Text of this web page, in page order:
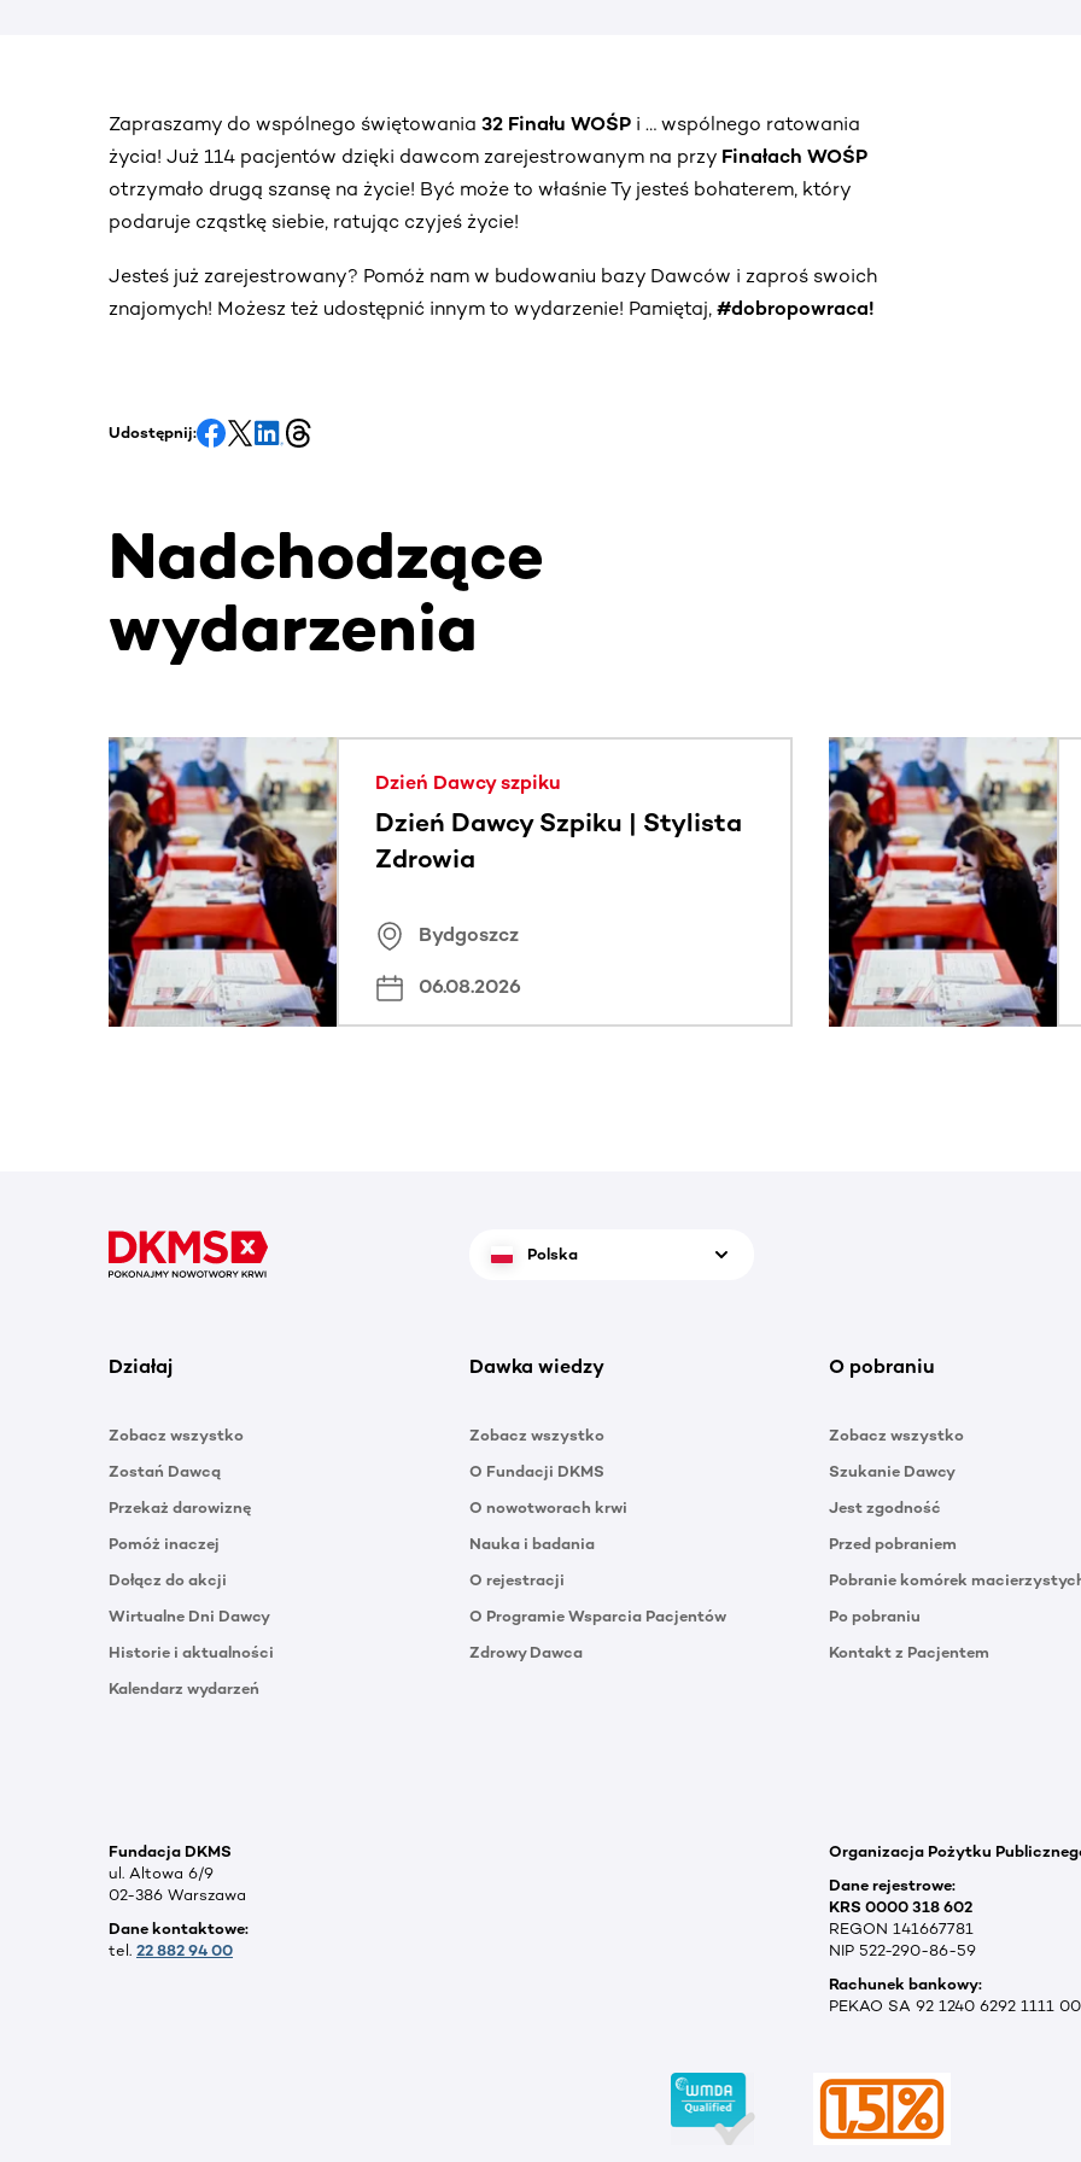
Zapraszamy do wspólnego świętowania 32 Finału WOŚP i … wspólnego ratowania
życia! Już 114 pacjentów dzięki dawcom zarejestrowanym na przy Finałach WOŚP
otrzymało drugą szansę na życie! Być może to właśnie Ty jesteś bohaterem, który
podaruje cząstkę siebie, ratując czyjeś życie!
Jesteś już zarejestrowany? Pomóż nam w budowaniu bazy Dawców i zaproś swoich
znajomych! Możesz też udostępnić innym to wydarzenie! Pamiętaj, #dobropowraca!
Udostępnij:
Nadchodzące
wydarzenia
Ta sekcja zawiera treści przewijane w poziomie. Użyj klawisza Tab lub przesuń palcem, aby zobaczyć
Dzień Dawcy szpiku
Dzień Dawcy Szpiku | Stylista
Zdrowia
Bydgoszcz
06.08.2026
Polska
Działaj
Zobacz wszystko
Zostań Dawcą
Przekaż darowiznę
Pomóż inaczej
Dołącz do akcji
Wirtualne Dni Dawcy
Historie i aktualności
Kalendarz wydarzeń
Dawka wiedzy
Zobacz wszystko
O Fundacji DKMS
O nowotworach krwi
Nauka i badania
O rejestracji
O Programie Wsparcia Pacjentów
Zdrowy Dawca
O pobraniu
Zobacz wszystko
Szukanie Dawcy
Jest zgodność
Przed pobraniem
Pobranie komórek
Po pobraniu
Kontakt z Pacjentem
Fundacja DKMS
ul. Altowa 6/9
02-386 Warszawa
Dane kontaktowe:
tel. 22 882 94 00
Organizacja Pożytku
Dane rejestrowe:
KRS 0000 318 602
REGON 141667781
NIP 522-290-86-59
Rachunek bankowy:
PEKAO SA 92 1240 6292 1111